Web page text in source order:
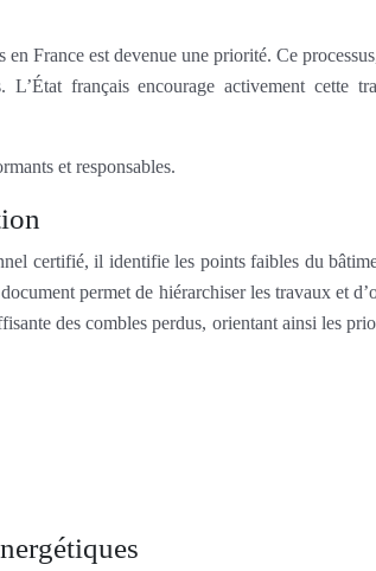
France est devenue une priorité. Ce
français encourage activement cette
et responsables.
certifié, il identifie les points faibles du
permet de hiérarchiser les travaux et
des combles perdus, orientant ainsi les